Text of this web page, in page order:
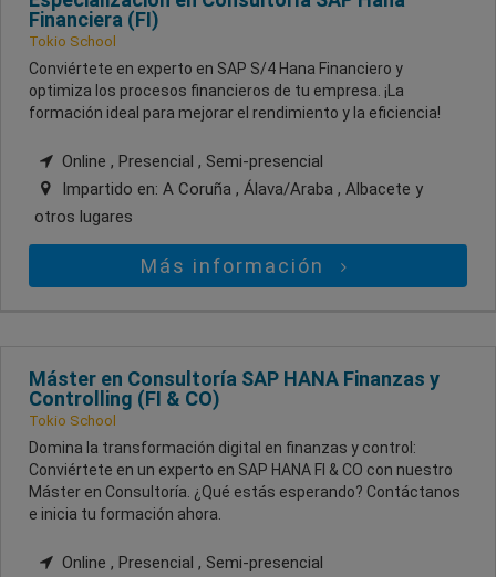
Financiera (FI)
Tokio School
Conviértete en experto en SAP S/4 Hana Financiero y
optimiza los procesos financieros de tu empresa. ¡La
formación ideal para mejorar el rendimiento y la eficiencia!
Online , Presencial , Semi-presencial
Impartido en: A Coruña , Álava/Araba , Albacete y
otros lugares
Más información
Máster en Consultoría SAP HANA Finanzas y
Controlling (FI & CO)
Tokio School
Domina la transformación digital en finanzas y control:
Conviértete en un experto en SAP HANA FI & CO con nuestro
Máster en Consultoría. ¿Qué estás esperando? Contáctanos
e inicia tu formación ahora.
Online , Presencial , Semi-presencial